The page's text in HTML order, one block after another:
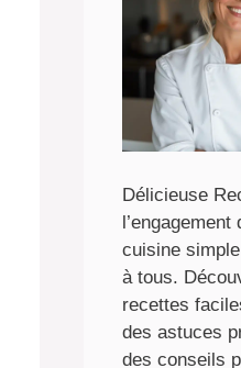
Délicieuse
l’engagement
cuisine
à tous.
recettes
des astuces
des conseils